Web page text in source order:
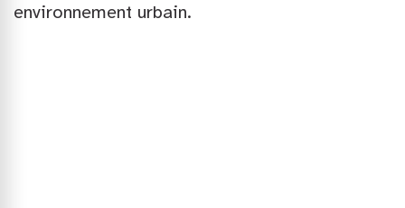
environnement urbain.